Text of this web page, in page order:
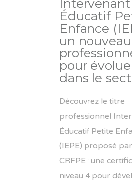
Intervenant
Éducatif
Enfance
un
pour
dans le
Découvrez le titre
professionnel
Éducatif Petite
(IEPE) proposé
CRFPE : une
niveau 4 pour